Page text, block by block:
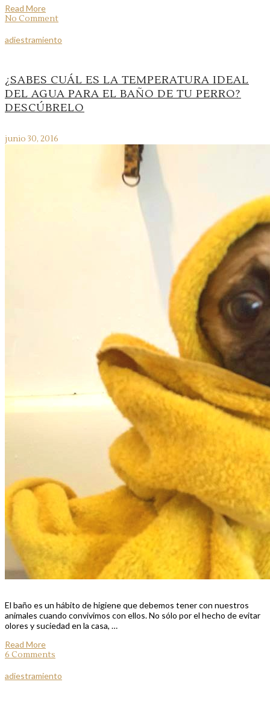
Read More
No Comment
adiestramiento
¿SABES CUÁL ES LA TEMPERATURA IDEAL
DEL AGUA PARA EL BAÑO DE TU PERRO?
DESCÚBRELO
junio 30, 2016
El baño es un hábito de higiene que debemos tener con nuestros
animales cuando convivimos con ellos. No sólo por el hecho de evitar
olores y suciedad en la casa, …
Read More
6 Comments
adiestramiento